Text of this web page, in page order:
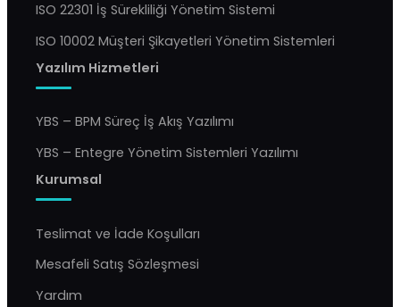
ISO 22301 İş Sürekliliği Yönetim Sistemi
ISO 10002 Müşteri Şikayetleri Yönetim Sistemleri
Yazılım Hizmetleri
YBS – BPM Süreç İş Akış Yazılımı
YBS – Entegre Yönetim Sistemleri Yazılımı
Kurumsal
Teslimat ve İade Koşulları
Mesafeli Satış Sözleşmesi
Yardım